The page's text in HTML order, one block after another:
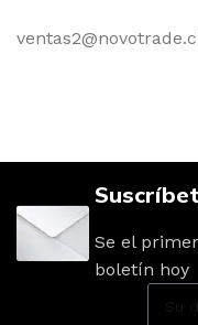
Se el
boletín hoy